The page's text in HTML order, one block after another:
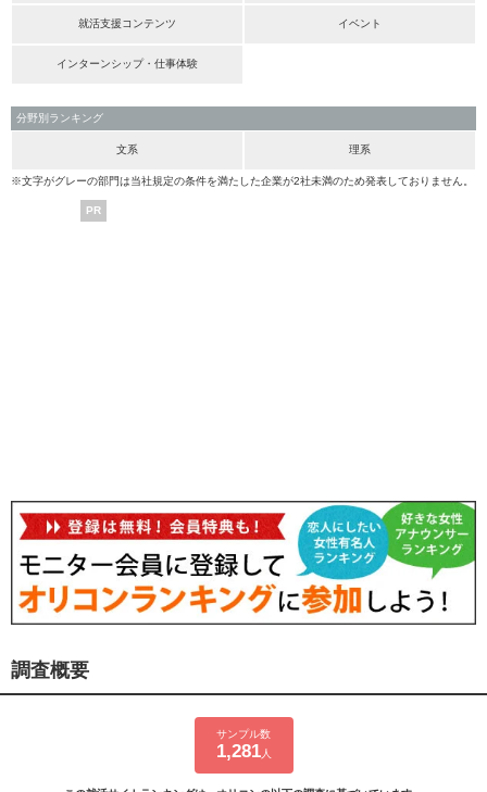
就活支援コンテンツ イベント
インターンシップ・仕事体験
分野別ランキング
文系 理系
※文字がグレーの部門は当社規定の条件を満たした企業が2社未満のため発表しておりません。
PR
調査概要
サンプル数
1,281人